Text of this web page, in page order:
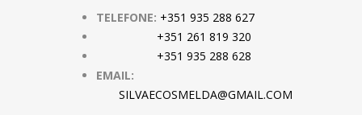
TELEFONE: +351 935 288 627
+351 261 819 320
+351 935 288 628
EMAIL:
SILVAECOSMELDA@GMAIL.COM